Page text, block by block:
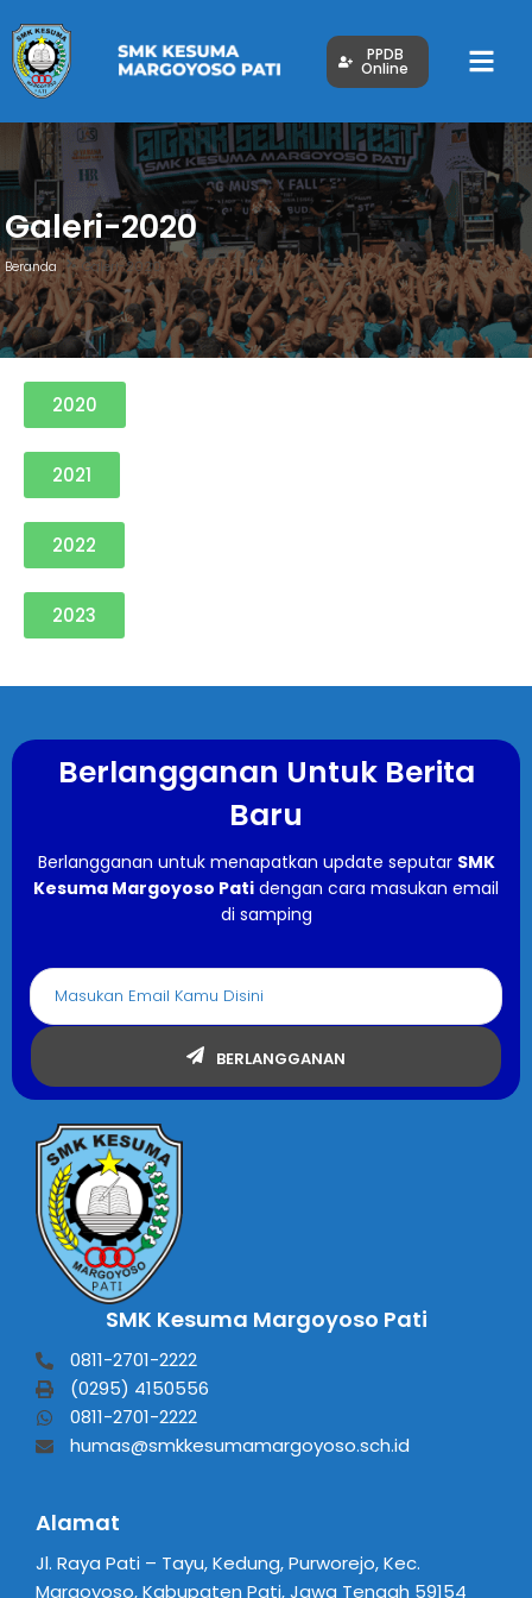
PPDB
Online
Galeri-2020
Beranda Galeri-2020
2020
2021
2022
2023
Berlangganan Untuk Berita
Baru
Berlangganan untuk menapatkan update seputar SMK
Kesuma Margoyoso Pati dengan cara masukan email
di samping
BERLANGGANAN
SMK Kesuma Margoyoso Pati
0811-2701-2222
(0295) 4150556
0811-2701-2222
humas@smkkesumamargoyoso.sch.id
Alamat
Jl. Raya Pati – Tayu, Kedung, Purworejo, Kec.
Margoyoso, Kabupaten Pati, Jawa Tengah 59154